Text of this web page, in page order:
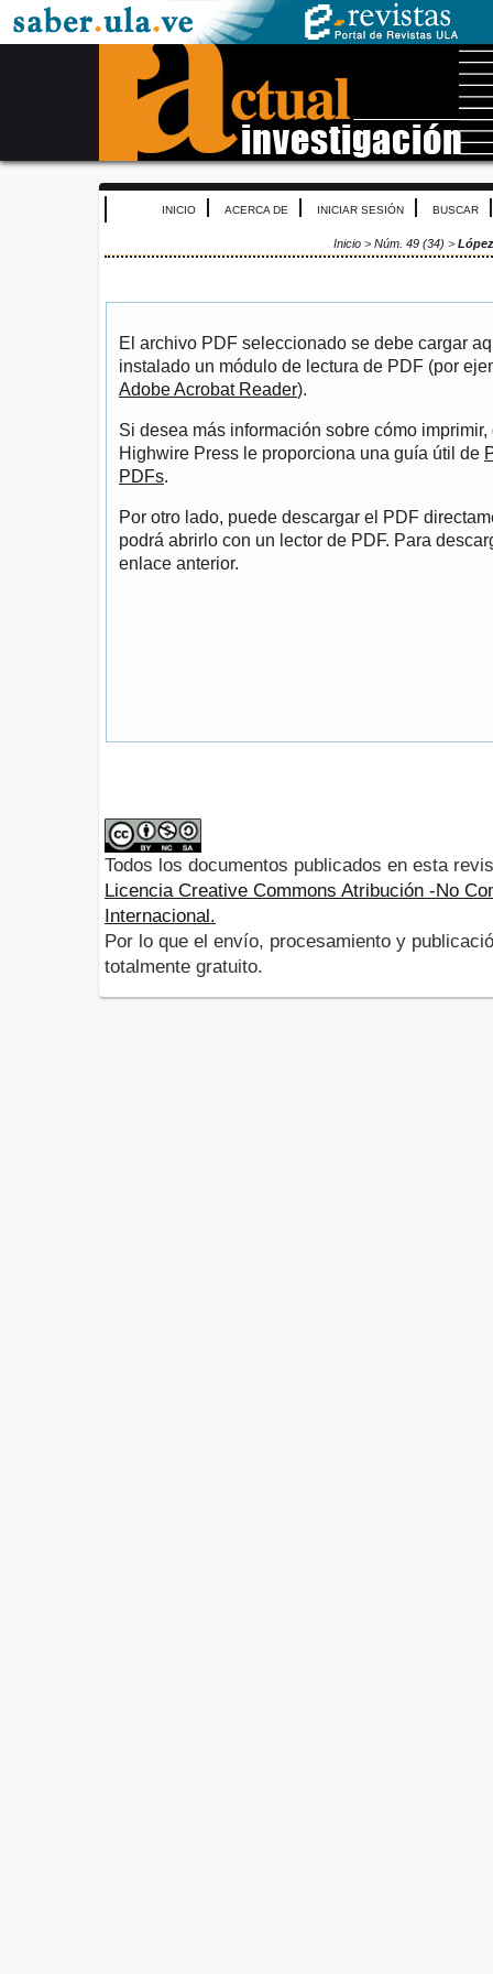
INICIO ACERCA DE INICIAR SESIÓN BUSCAR
Inicio> Núm. 49 (34) >
El archivo PDF seleccionado se debe cargar
instalado un módulo de lectura de PDF (por
Adobe Acrobat Reader).
Si desea más información sobre cómo
Highwire Press le proporciona una guía útil de
PDFs.
Por otro lado, puede descargar el PDF
podrá abrirlo con un lector de PDF. Para
enlace anterior.
Todos los documentos publicados en esta
Licencia Creative Commons Atribución -No
Internacional.
Por lo que el envío, procesamiento y
totalmente gratuito.